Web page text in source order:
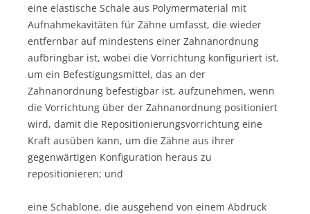
eine elastische Schale aus Polymermaterial mit
Aufnahmekavitäten für Zähne umfasst, die wieder
entfernbar auf mindestens einer Zahnanordnung
aufbringbar ist, wobei die Vorrichtung konfiguriert ist,
um ein Befestigungsmittel, das an der
Zahnanordnung befestigbar ist, aufzunehmen, wenn
die Vorrichtung über der Zahnanordnung positioniert
wird, damit die Repositionierungsvorrichtung eine
Kraft ausüben kann, um die Zähne aus ihrer
gegenwärtigen Konfiguration heraus zu
repositionieren; und
eine Schablone, die ausgehend von einem Abdruck